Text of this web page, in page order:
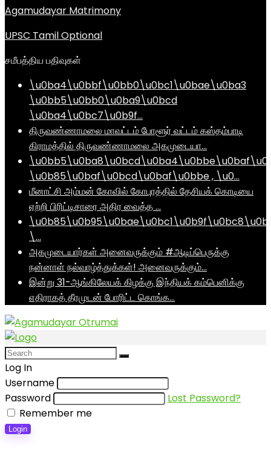
Agamudayar Matrimony
UPSC Tamil Optional
சமீபத்திய பதிவுகள்
\u0ba4\u0bbf\u0bb0\u0bc1\u0bae\u0ba3
\u0bb5\u0bb0\u0ba9\u0bcd
\u0ba4\u0bc7\u0b9f…
திருவண்ணாமலை மாவட்டம் போளூர் வட்டம் கஸ்தம்பாடி
கிராமத்தில் திருவண்ணாமலை அகமுடையா…
\u0b85\u0baf\u0bcd\u0baf\u0bbe , \u0…
மீனாட்சி அம்மன் கோவில் கோபுரத்தில் தேசியக் கொடியை
ஏற்றி பிரிட்டிசாரை அதிர வைத்த …
\…
அகமுடையார்கள் அனைவருக்கும் #ஆடிப்பெருக்கு
நன்னாள் நல்வாழ்த்துக்கள்! அனைவருக்கும்…
இன்று 31-ஆங்கிலேயக் கிழக்கு இந்தியக் கம்பெனிக்கு
எதிராகத் தீரமுடன் போரிட்ட கொங்க…
Log In
Username
Password
Lost Password?
Remember me
Login